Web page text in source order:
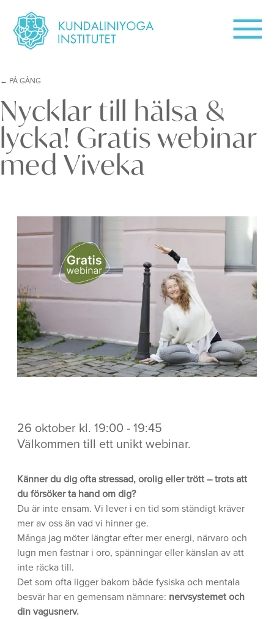
PÅ GÅNG
Nycklar till hälsa &
lycka! Gratis webinar
med Viveka
26 oktober kl. 19:00 - 19:45
Välkommen till ett unikt webinar.
Känner du dig ofta stressad, orolig eller trött – trots att
du försöker ta hand om dig?
Du är inte ensam. Vi lever i en tid som ständigt kräver
mer av oss än vad vi hinner ge.
Många jag möter längtar efter mer energi, närvaro och
lugn men fastnar i oro, spänningar eller känslan av att
inte räcka till.
Det som ofta ligger bakom både fysiska och mentala
besvär har en gemensam nämnare: nervsystemet och
din vagusnerv.